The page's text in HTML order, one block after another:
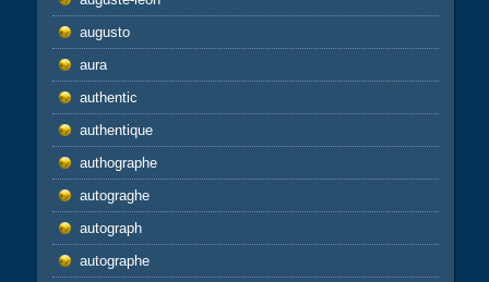
augusto
aura
authentic
authentique
authographe
autograghe
autograph
autographe